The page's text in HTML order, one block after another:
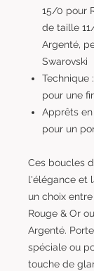
15/0 pour
de taille
Argenté,
Swarovski
Technique
pour une
Apprêts
pour un
Ces boucles
l'élégance et
un choix
Rouge & Or
Argenté.
spéciale ou
touche de